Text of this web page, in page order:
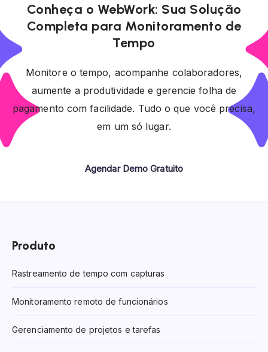
Conheça o WebWork: Sua Solução
Completa para Monitoramento de
Tempo
Monitore o tempo, acompanhe colaboradores,
aumente a produtividade e gerencie folha de
pagamento com facilidade. Tudo o que você precisa,
em um só lugar.
Agendar Demo Gratuito
Produto
Rastreamento de tempo com capturas
Monitoramento remoto de funcionários
Gerenciamento de projetos e tarefas